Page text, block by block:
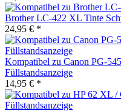
Brother LC-422 XL Tinte
24,95 € *
Kompatibel zu Canon PG-
Füllstandsanzeige
14,95 € *